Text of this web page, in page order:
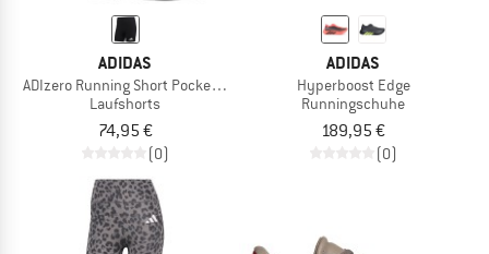
ADIDAS
ADIzero Running Short Pocket Tights
Laufshorts
74,95 €
(0)
ADIDAS
Hyperboost Edge
Runningschuhe
189,95 €
(0)